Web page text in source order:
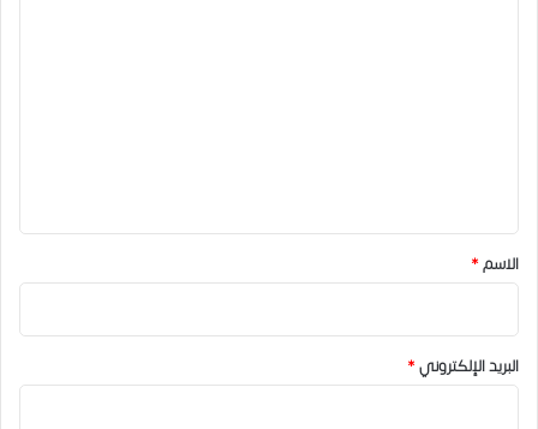
*
الاسم*
البريد الإلكتروني*